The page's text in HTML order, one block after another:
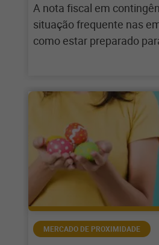
A nota fiscal em
situação frequente nas
como estar preparado
MERCADO DE PROXIMIDADE